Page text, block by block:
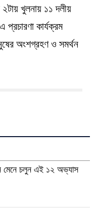
খুলনায় ১১ দলীয়
কার্যক্রম
অংশগ্রহণ ও সমর্থন
মেনে চলুন এই ১২ অভ্যাস